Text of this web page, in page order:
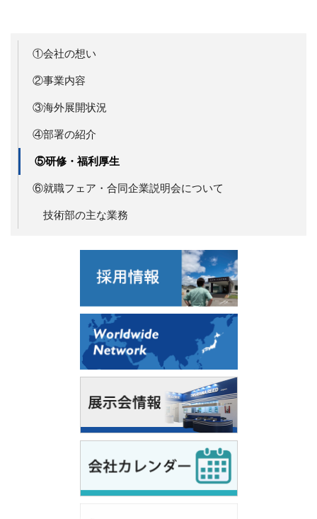
①会社の想い
②事業内容
③海外展開状況
④部署の紹介
⑤研修・福利厚生
⑥就職フェア・合同企業説明会について
技術部の主な業務